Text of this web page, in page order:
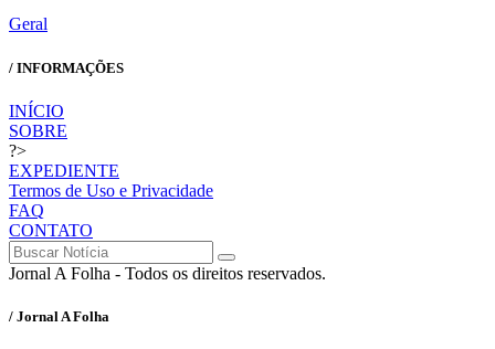
Geral
/ INFORMAÇÕES
INÍCIO
SOBRE
?>
EXPEDIENTE
Termos de Uso e Privacidade
FAQ
CONTATO
Jornal A Folha - Todos os direitos reservados.
/ Jornal A Folha